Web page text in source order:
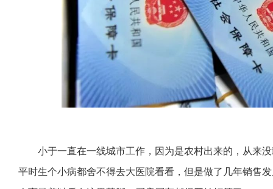
小于一直在一线城市工作，因为是农村出来的，从来
平时生个小病都舍不得去大医院看看，但是做了几年销售